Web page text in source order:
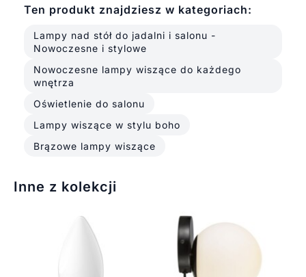
Ten produkt znajdziesz w kategoriach:
Lampy nad stół do jadalni i salonu -
Nowoczesne i stylowe
Nowoczesne lampy wiszące do każdego
wnętrza
Oświetlenie do salonu
Lampy wiszące w stylu boho
Brązowe lampy wiszące
Inne z kolekcji